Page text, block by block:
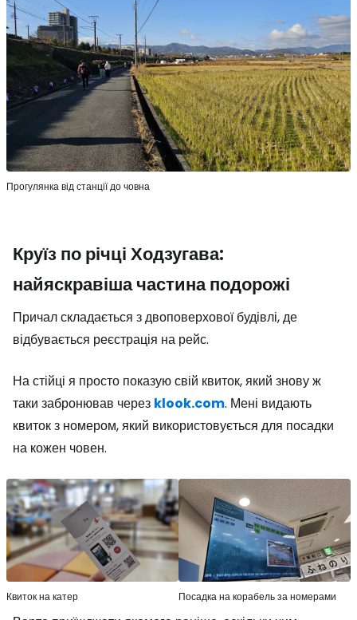
Прогулянка від станції до човна
Круїз по річці Ходзугава:
найяскравіша частина подорожі
Причал складається з двоповерхової будівлі, де
відбувається реєстрація на рейс.
На стійці я просто показую свій квиток, який знову ж
таки забронював через klook.com. Мені видають
квиток з номером, який використовується для посадки
на кожен човен.
Квиток на катер Посадка на корабель за номерами